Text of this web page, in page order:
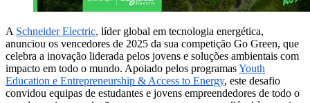
A Schneider Electric, líder global em tecnologia energética,
anunciou os vencedores de 2025 da sua competição Go Green, que
celebra a inovação liderada pelos jovens e soluções ambientais com
impacto em todo o mundo. Apoiado pelos programasYouth
Education e Entrepreneurship & Access to Energy, este desafio
convidou equipas de estudantes e jovens empreendedores de todo o